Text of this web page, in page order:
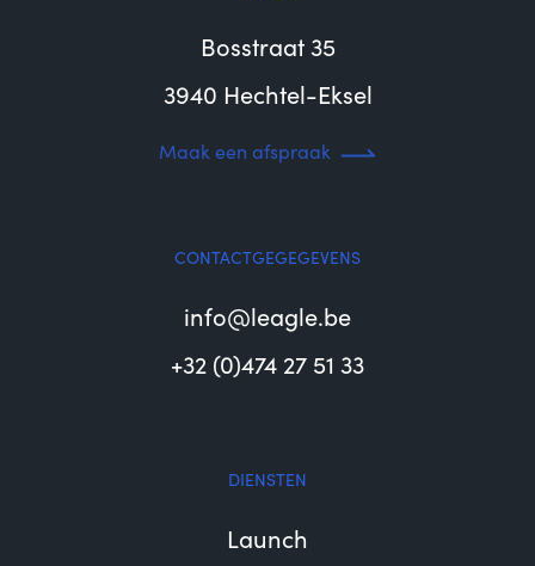
Bosstraat 35
3940 Hechtel-Eksel
Maak een afspraak
CONTACTGEGEGEVENS
info@leagle.be
+32 (0)474 27 51 33
DIENSTEN
Launch